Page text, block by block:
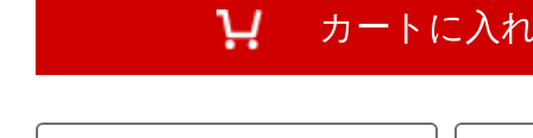
カートに入